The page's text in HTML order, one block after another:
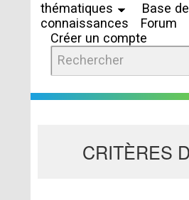
thématiques
Base de
connaissances
Forum
Créer un compte
CRITÈRES